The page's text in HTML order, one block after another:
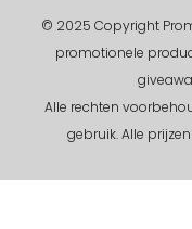
© 2025 Copyright
promotionele
Alle rechten
gebruik. Alle